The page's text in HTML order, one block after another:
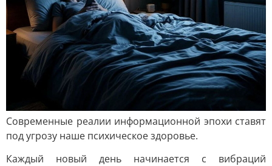
Современные реалии информационной эпохи ставят
под угрозу наше психическое здоровье.
Каждый новый день начинается с вибраций